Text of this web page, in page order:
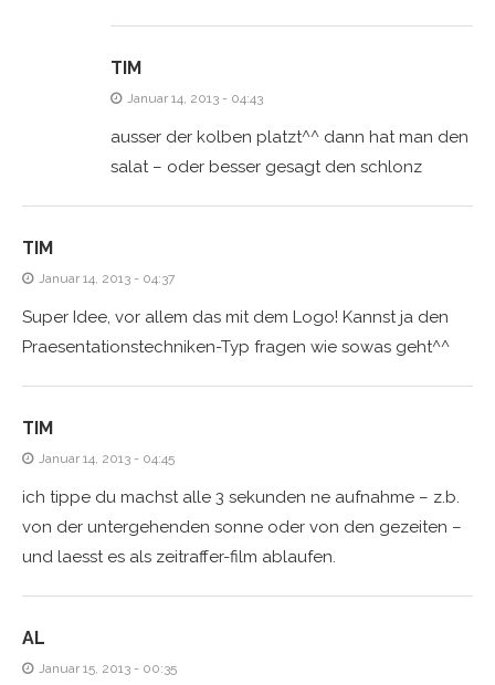
TIM
Januar 14, 2013 - 04:43
ausser der kolben platzt^^ dann hat man den
salat – oder besser gesagt den schlonz
TIM
Januar 14, 2013 - 04:37
Super Idee, vor allem das mit dem Logo! Kannst ja den
Praesentationstechniken-Typ fragen wie sowas geht^^
TIM
Januar 14, 2013 - 04:45
ich tippe du machst alle 3 sekunden ne aufnahme – z.b.
von der untergehenden sonne oder von den gezeiten –
und laesst es als zeitraffer-film ablaufen.
AL
Januar 15, 2013 - 00:35